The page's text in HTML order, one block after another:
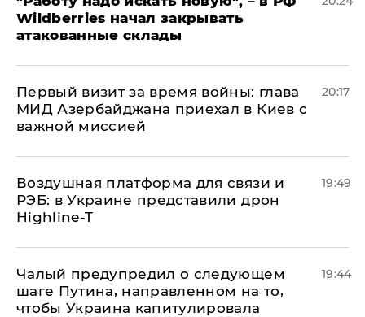
Wildberries начал закрывать
атакованные склады
Первый визит за время войны: глава
МИД Азербайджана приехал в Киев с
важной миссией
20:17
Воздушная платформа для связи и
РЭБ: в Украине представили дрон
Highline-T
19:49
Чалый предупредил о следующем
шаге Путина, направленном на то,
чтобы Украина капитулировала
19:44